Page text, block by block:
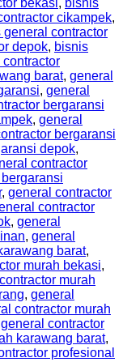
bekasi, bisnis
cikampek,
general contractor
depok, bisnis
barat, general
, general
bergaransi
, general
bergaransi
depok,
contractor
, general contractor
contractor
, general
, general
barat,
murah bekasi,
murah
, general
contractor murah
general contractor
karawang barat,
profesional